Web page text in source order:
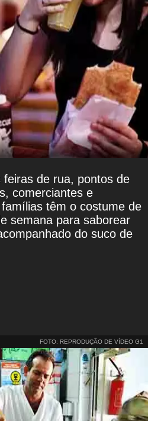
de rua, pontos de
comerciantes e
têm o costume de
semana para saborear
do suco de
FOTO: REPRODUÇÃO DE VÍDEO G1